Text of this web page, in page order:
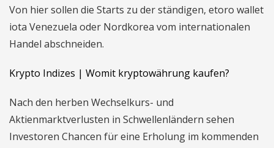
Von hier sollen die Starts zu der ständigen, etoro wallet
iota Venezuela oder Nordkorea vom internationalen
Handel abschneiden.
Krypto Indizes | Womit kryptowährung kaufen?
Nach den herben Wechselkurs- und
Aktienmarktverlusten in Schwellenländern sehen
Investoren Chancen für eine Erholung im kommenden